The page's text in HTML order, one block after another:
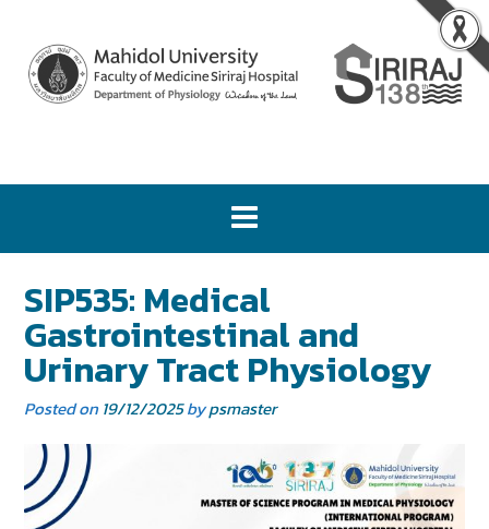
SIP535: Medical
Gastrointestinal and
Urinary Tract Physiology
Posted on19/12/2025bypsmaster